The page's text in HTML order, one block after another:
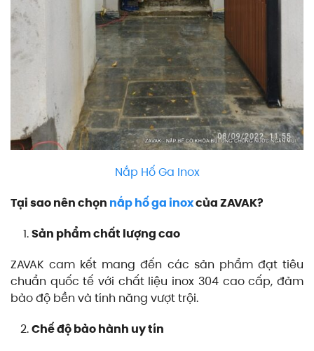
Nắp Hố Ga Inox
Tại sao nên chọn nắp hố ga inoxcủa ZAVAK?
Sản phẩm chất lượng cao
ZAVAK cam kết mang đến các sản phẩm đạt tiêu
chuẩn quốc tế với chất liệu inox 304 cao cấp, đảm
bảo độ bền và tính năng vượt trội.
Chế độ bảo hành uy tín